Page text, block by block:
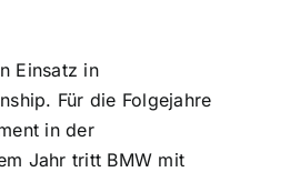
Einsatz in
Für die Folgejahre
in der
Jahr tritt BMW mit